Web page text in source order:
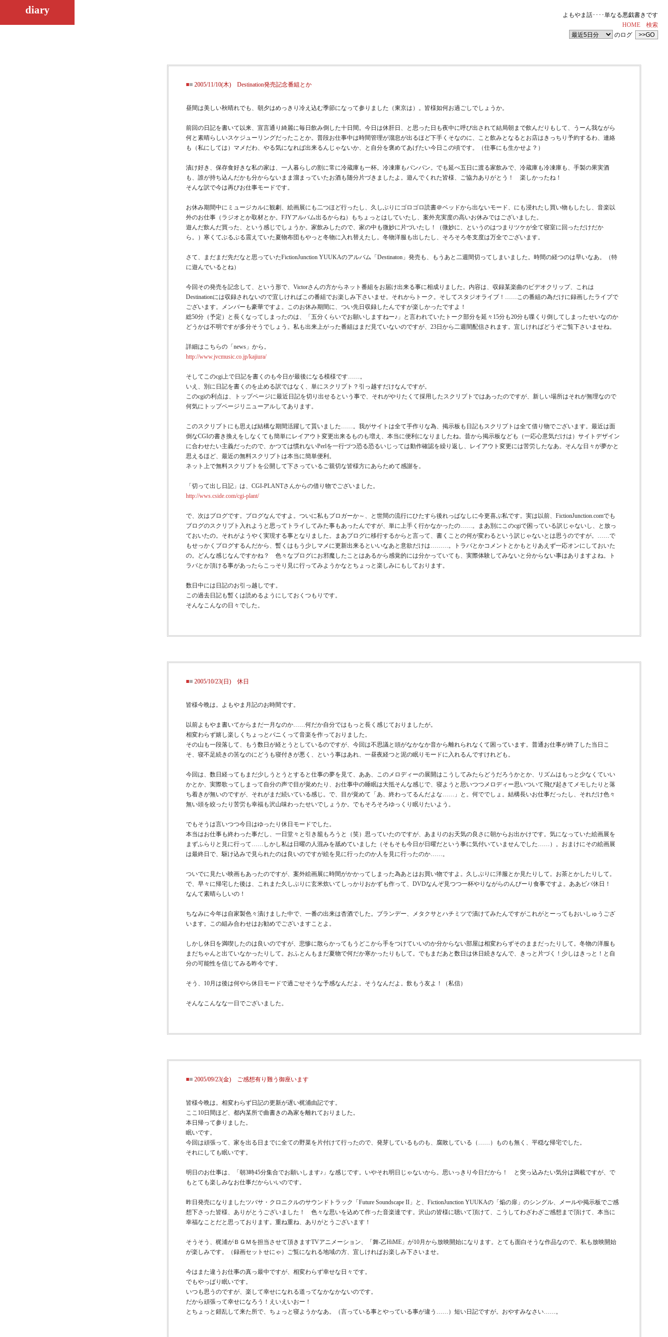
diary
よもやま話････単なる悪戯書きです
HOME
検索
のログ
■■ 2005/11/10(木) Destination発売記念番組とか
昼間は美しい秋晴れでも、朝夕はめっきり冷え込む季節になって参りました（東京は）。皆様如何お過ごしでしょうか。
前回の日記を書いて以来、宣言通り綺麗に毎日飲み倒した十日間。今日は休肝日、と思った日も夜中に呼び出されて結局朝まで飲んだりもして、うーん我ながら
何と素晴らしいスケジューリングだったことか。普段お仕事中は時間管理が溜息が出るほど下手くそなのに、こと飲みとなるとお店はきっちり予約するわ、連絡
も（私にしては）マメだわ、やる気になれば出来るんじゃないか、と自分を褒めてあげたい今日この頃です。（仕事にも生かせよ？）
漬け好き、保存食好きな私の家は、一人暮らしの割に常に冷蔵庫も一杯。冷凍庫もパンパン。でも延べ五日に渡る家飲みで、冷蔵庫も冷凍庫も、手製の果実酒
も、誰が持ち込んだかも分からないまま溜まっていたお酒も随分片づきましたよ。遊んでくれた皆様、ご協力ありがとう！ 楽しかったね！
そんな訳で今は再びお仕事モードです。
お休み期間中にミュージカルに観劇、絵画展にも二つほど行ったし、久しぶりにゴロゴロ読書＠ベッドから出ないモード、にも浸れたし買い物もしたし、音楽以
外のお仕事（ラジオとか取材とか。FJYアルバム出るからね）もちょっとはしていたし、案外充実度の高いお休みではございました。
遊んだ飲んだ買った、という感じでしょうか。家飲みしたので、家の中も微妙に片づいたし！（微妙に、というのはつまりツケが全て寝室に回っただけだか
ら。）寒くてぶるぶる震えていた夏物布団もやっと冬物に入れ替えたし。冬物洋服も出したし、そろそろ冬支度は万全でございます。
さて、まだまだ先だなと思っていたFictionJunction YUUKAのアルバム「Destinaton」発売も、もうあと二週間切ってしまいました。時間の経つのは早いなあ。（特
に遊んでいるとね）
今回その発売を記念して、という形で、Victorさんの方からネット番組をお届け出来る事に相成りました。内容は、収録某楽曲のビデオクリップ、これは
Destinationには収録されないので宜しければこの番組でお楽しみ下さいませ。それからトーク。そしてスタジオライブ！……この番組の為だけに録画したライブで
ございます。メンバーも豪華ですよ。このお休み期間に、つい先日収録したんですが楽しかったですよ！
総50分（予定）と長くなってしまったのは、「五分くらいでお願いしますねー♪」と言われていたトーク部分を延々15分も20分も喋くり倒してしまったせいなのか
どうかは不明ですが多分そうでしょう。私も出来上がった番組はまだ見ていないのですが、23日から二週間配信されます。宜しければどうぞご覧下さいませね。
詳細はこちらの「news」から。
http://www.jvcmusic.co.jp/kajiura/
そしてこのcgi上で日記を書くのも今日が最後になる模様です……。
いえ、別に日記を書くのを止める訳ではなく、単にスクリプト？引っ越すだけなんですが。
このcgiの利点は、トップページに最近日記を切り出せるという事で、それがやりたくて採用したスクリプトではあったのですが、新しい場所はそれが無理なので
何気にトップページリニューアルしてあります。
このスクリプトにも思えば結構な期間活躍して貰いました……。我がサイトは全て手作りな為、掲示板も日記もスクリプトは全て借り物でございます。最近は面
倒なCGIの書き換えをしなくても簡単にレイアウト変更出来るものも増え、本当に便利になりましたね。昔から掲示板なども（一応心意気だけは）サイトデザイン
に合わせたい主義だったので、かつては慣れないPerlを一行づつ恐る恐るいじっては動作確認を繰り返し、レイアウト変更には苦労したなあ。そんな日々が夢かと
思えるほど、最近の無料スクリプトは本当に簡単便利。
ネット上で無料スクリプトを公開して下さっているご親切な皆様方にあらためて感謝を。
「切って出し日記」は、CGI-PLANTさんからの借り物でございました。
http://wws.cside.com/cgi-plant/
で、次はブログです。ブログなんですよ。ついに私もブロガーか～、と世間の流行にひたすら後れっぱなしに今更喜ぶ私です。実は以前、FictionJunction.comでも
ブログのスクリプト入れようと思ってトライしてみた事もあったんですが、単に上手く行かなかったの……。まあ別にこのcgiで困っている訳じゃないし、と放っ
ておいたの。それがようやく実現する事となりました。まあブログに移行するからと言って、書くことの何が変わるという訳じゃないとは思うのですが。……で
もせっかくブログするんだから、暫くはもう少しマメに更新出来るといいなあと意欲だけは………。トラバとかコメントとかもとりあえず一応オンにしておいた
の。どんな感じなんですかね？ 色々なブログにお邪魔したことはあるから感覚的には分かっていても、実際体験してみないと分からない事はありますよね。ト
ラバとか頂ける事があったらこっそり見に行ってみようかなとちょっと楽しみにもしております。
数日中には日記のお引っ越しです。
この過去日記も暫くは読めるようにしておくつもりです。
そんなこんなの日々でした。
■■ 2005/10/23(日) 休日
皆様今晩は。よもやま月記のお時間です。
以前よもやま書いてからまだ一月なのか……何だか自分ではもっと長く感じておりましたが。
相変わらず嬉し楽しくちょっとパニくって音楽を作っておりました。
その山も一段落して、もう数日が経とうとしているのですが、今回は不思議と頭がなかなか音から離れられなくて困っています。普通お仕事が終了した当日こ
そ、寝不足続きの筈なのにどうも寝付きが悪く、という事はあれ、一昼夜経つと泥の眠りモードに入れるんですけれども。
今回は、数日経ってもまだ少しうとうとすると仕事の夢を見て、ああ、このメロディーの展開はこうしてみたらどうだろうかとか、リズムはもっと少なくていい
かとか、実際歌ってしまって自分の声で目が覚めたり、お仕事中の睡眠は大抵そんな感じで、寝ようと思いつつメロディー思いついて飛び起きてメモしたりと落
ち着きが無いのですが、それがまだ続いている感じ。で、目が覚めて「あ、終わってるんだよな……」と。何ででしょ。結構長いお仕事だったし、それだけ色々
無い頭を絞ったり苦労も幸福も沢山味わったせいでしょうか。でもそろそろゆっくり眠りたいよう。
でもそうは言いつつ今日はゆったり休日モードでした。
本当はお仕事も終わった事だし、一日堂々と引き籠もろうと（笑）思っていたのですが、あまりのお天気の良さに朝からお出かけです。気になっていた絵画展を
まずふらりと見に行って……しかし私は日曜の人混みを舐めていました（そもそも今日が日曜だという事に気付いていませんでした……）。おまけにその絵画展
は最終日で、駆け込みで見られたのは良いのですが絵を見に行ったのか人を見に行ったのか……。
ついでに見たい映画もあったのですが、案外絵画展に時間がかかってしまった為あとはお買い物ですよ。久しぶりに洋服とか見たりして。お茶とかしたりして。
で、早々に帰宅した後は、これまた久しぶりに玄米炊いてしっかりおかずも作って、DVDなんぞ見つつ一杯やりながらのんびーり食事ですよ。ああビバ休日！
なんて素晴らしいの！
ちなみに今年は自家製色々漬けました中で、一番の出来は杏酒でした。ブランデー、メタクサとハチミツで漬けてみたんですがこれがとーってもおいしゅうござ
います。この組み合わせはお勧めでございますことよ。
しかし休日を満喫したのは良いのですが、悲惨に散らかってもうどこから手をつけていいのか分からない部屋は相変わらずそのままだったりして。冬物の洋服も
まだちゃんと出ていなかったりして。おふとんもまだ夏物で何だか寒かったりもして。でもまだあと数日は休日続きなんで、きっと片づく！少しはきっと！と自
分の可能性を信じてみる昨今です。
そう、10月は後は何やら休日モードで過ごせそうな予感なんだよ。そうなんだよ。飲もう友よ！（私信）
そんなこんなな一日でございました。
■■ 2005/09/23(金) ご感想有り難う御座います
皆様今晩は。相変わらず日記の更新が遅い梶浦由記です。
ここ10日間ほど、都内某所で曲書きの為家を離れておりました。
本日帰って参りました。
眠いです。
今回は頑張って、家を出る日までに全ての野菜を片付けて行ったので、発芽しているものも、腐敗している（……）ものも無く、平穏な帰宅でした。
それにしても眠いです。
明日のお仕事は、「朝3時45分集合でお願いします♪」な感じです。いやそれ明日じゃないから。思いっきり今日だから！ と突っ込みたい気分は満載ですが、で
もとても楽しみなお仕事だからいいのです。
昨日発売になりましたツバサ・クロニクルのサウンドトラック「Future Soundscape II」と、FictionJunction YUUKAの「焔の扉」のシングル、メールや掲示板でご感
想下さった皆様、ありがとうございました！ 色々な思いを込めて作った音楽達です。沢山の皆様に聴いて頂けて、こうしてわざわざご感想まで頂けて、本当に
幸福なことだと思っております。重ね重ね、ありがとうございます！
そうそう、梶浦がＢＧＭを担当させて頂きますTVアニメーション、「舞-乙HiME」が10月から放映開始になります。とても面白そうな作品なので、私も放映開始
が楽しみです。（録画セットせにゃ）ご覧になれる地域の方、宜しければお楽しみ下さいませ。
今はまた違うお仕事の真っ最中ですが、相変わらず幸せな日々です。
でもやっぱり眠いです。
いつも思うのですが、楽して幸せになれる道ってなかなかないのです。
だから頑張って幸せになろう！えいえいおー！
とちょっと錯乱して来た所で、ちょっと寝ようかなあ。（言っている事とやっている事が違う……）短い日記ですが。おやすみなさい……。